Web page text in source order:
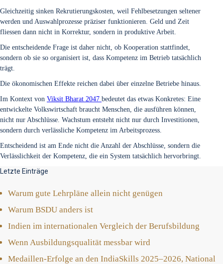
Gleich­zei­tig sin­ken Rekru­tie­rungs­kos­ten, weil Fehl­be­set­zun­gen sel­te­ner
wer­den und Aus­wahl­pro­zes­se prä­zi­ser funk­tio­nie­ren. Geld und Zeit
flies­sen dann nicht in Kor­rek­tur, son­dern in pro­duk­ti­ve Arbeit.
Die ent­schei­den­de Fra­ge ist daher nicht, ob Koope­ra­ti­on statt­fin­det,
son­dern ob sie so orga­ni­siert ist, dass Kom­pe­tenz im Betrieb tat­säch­lich
trägt.
Die öko­no­mi­schen Effek­te rei­chen dabei über ein­zel­ne Betrie­be hin­aus.
Im Kon­text von Vik­sit Bha­rat 2047 bedeu­tet das etwas Kon­kre­tes: Eine
ent­wi­ckel­te Volks­wirt­schaft braucht Men­schen, die aus­füh­ren kön­nen,
nicht nur Abschlüs­se. Wachs­tum ent­steht nicht nur durch Inves­ti­tio­nen,
son­dern durch ver­läss­li­che Kom­pe­tenz im Arbeits­pro­zess.
Ent­schei­dend ist am Ende nicht die Anzahl der Abschlüs­se, son­dern die
Ver­läss­lich­keit der Kom­pe­tenz, die ein Sys­tem tat­säch­lich her­vor­bringt.
Letzte Einträge
War­um gute Lehr­plä­ne allein nicht genü­gen
War­um BSDU anders ist
Indi­en im inter­na­tio­na­len Ver­gleich der Berufs­bil­dung
Wenn Aus­bil­dungs­qua­li­tät mess­bar wird
Medail­len-Erfol­ge an den India­Skills 2025–2026, Natio­nal